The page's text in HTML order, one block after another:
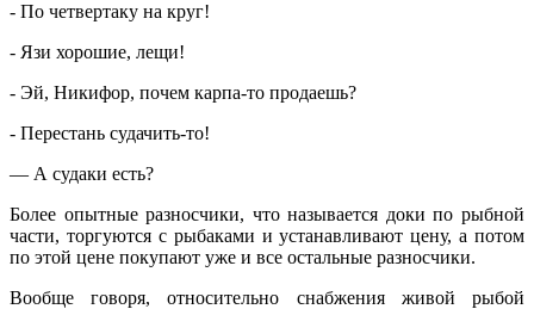
‑ По четвертаку на круг!
‑ Язи хорошие, лещи!
‑ Эй, Никифор, почем карпа-то продаешь?
‑ Перестань судачить-то!
— А судаки есть?
Более опытные разносчики, что называется доки по рыбной
части, торгуются с рыбаками и устанавливают цену, а потом
по этой цене покупают уже и все остальные разносчики.
Вообще говоря, относительно снабжения живой рыбой